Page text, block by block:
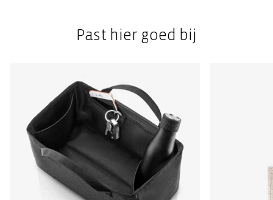
Past hier goed bij